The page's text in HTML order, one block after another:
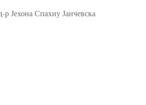
Јехона Спахиу Јанчевска